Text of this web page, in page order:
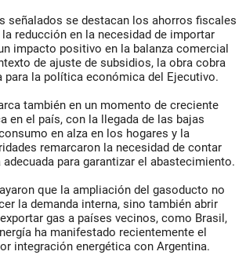
señalados se destacan los ahorros fiscales
reducción en la necesidad de importar
impacto positivo en la balanza comercial
de ajuste de subsidios, la obra cobra
para la política económica del Ejecutivo.
también en un momento de creciente
en el país, con la llegada de las bajas
en alza en los hogares y la
remarcaron la necesidad de contar
para garantizar el abastecimiento.
que la ampliación del gasoducto no
la demanda interna, sino también abrir
gas a países vecinos, como Brasil,
ha manifestado recientemente el
integración energética con Argentina.